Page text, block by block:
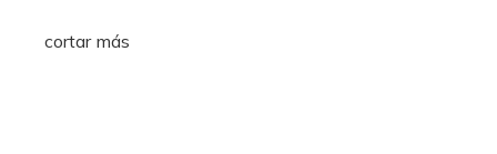
cortar más